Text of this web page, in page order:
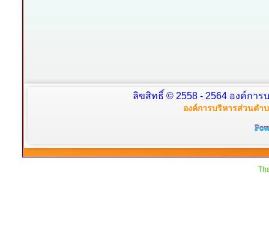
ลิขสิทธิ์ © 2558 - 2564 องค์กา
องค์การบริหารส่วนตำ